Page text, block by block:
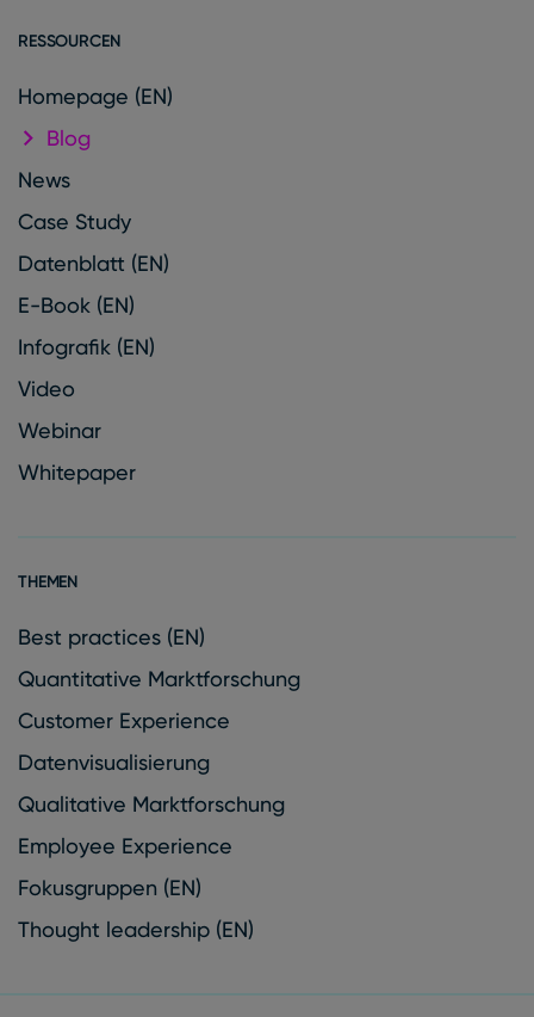
RESSOURCEN
Homepage (EN)
Blog
News
Case Study
Datenblatt (EN)
E-Book (EN)
Infografik (EN)
Video
Webinar
Whitepaper
THEMEN
Best practices (EN)
Quantitative Marktforschung
Customer Experience
Datenvisualisierung
Qualitative Marktforschung
Employee Experience
Fokusgruppen (EN)
Thought leadership (EN)